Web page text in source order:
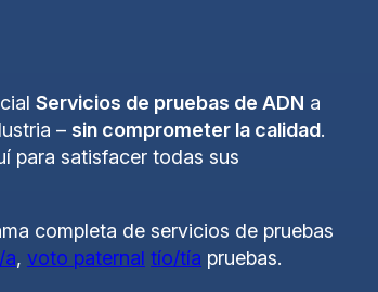
Servicios de pruebas de ADN a
– sin comprometer la calidad.
para satisfacer todas sus
completa de servicios de pruebas
a, voto paternal tío/tía pruebas.